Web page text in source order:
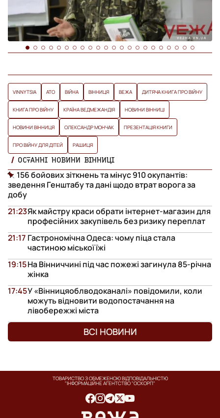
VINNYTSIA АТО ВІЙНА ВІННИЦЯ ВЕЖА ДИТЯЧА КНИГА ПРО ВІЙНУ
КНИГА ПРО ВІЙНУ КРАЇНА ВЕДМЕЖАНДІЯ НОВИНИ ВІННИЦІ
НОВИНИ ВІННИЦЯ ОЛЕКСАНДР МОНЧАК ПРЕЗЕНТАЦІЯ КНИГИ
ПРО ВІЙНУ ДЛЯ ДІТЕЙ РАШИЦЯ
ОСТАННІ НОВИНИ ВІННИЦІ
156 бойових зіткнень та мінус 910 окупантів:
зведення Генштабу та дані щодо втрат ворога за
добу
Як майстру краси обрати інтернет-магазин для
професійних закупівель без ризику переплат
21:23
Гастрономічна Одеса: чому піца стала
частиною міської їжі
21:17
На Вінниччині під час пожежі загинула 85-річна
жінка
19:15
У «Вінницяоблводоканалі» повідомили, коли
можуть відновити водопостачання на
лівобережжі міста
17:45
ВСІ НОВИНИ
ТОВАРИСТВО З ОБМЕЖЕНОЮ ВІДПОВІДАЛЬНІСТЮ
"ІНФОРМАЦІЙНЕ АГЕНТСТВО "ОСКОРП"